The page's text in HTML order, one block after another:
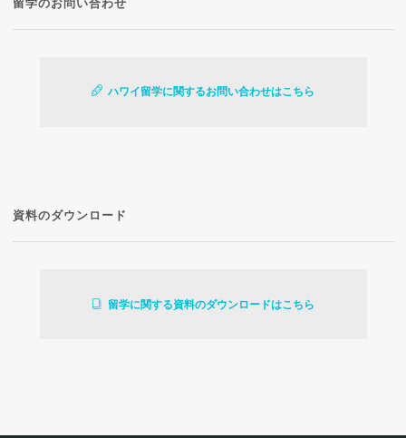
留学のお問い合わせ
ハワイ留学に関するお問い合わせはこちら
資料のダウンロード
留学に関する資料のダウンロードはこちら